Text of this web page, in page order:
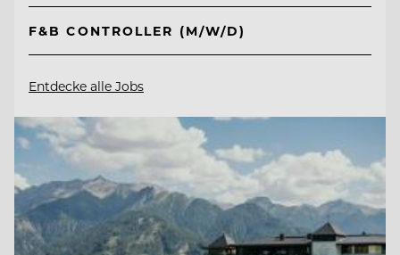
F&B CONTROLLER (M/W/D)
Entdecke alle Jobs